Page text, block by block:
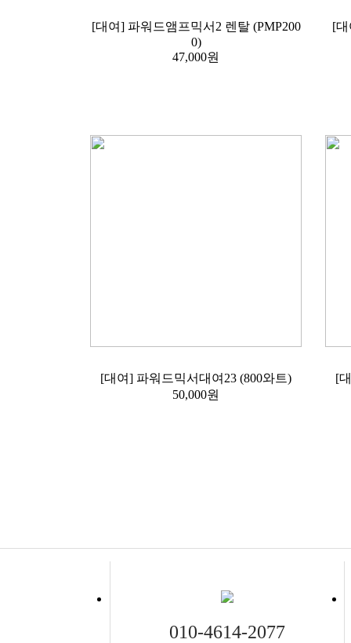
0)
47,000원
[대
[대여] 파워드믹서대여23 (800와트)
50,000원
[
010-4614-2077